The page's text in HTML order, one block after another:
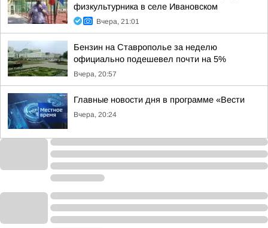
физкультурника в селе Ивановском
Вчера, 21:01
Бензин на Ставрополье за неделю
официально подешевел почти на 5%
Вчера, 20:57
Главные новости дня в программе «Вести
Вчера, 20:24